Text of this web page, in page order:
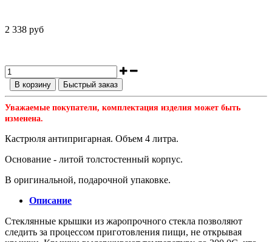
2 338 руб
В корзину Быстрый заказ
Уважаемые покупатели, комплектация изделия может быть
изменена.
Кастрюля антипригарная. Объем 4 литра.
Основание - литой толстостенный корпус.
В оригинальной, подарочной упаковке.
Описание
Стеклянные крышки из жаропрочного стекла позволяют
следить за процессом приготовления пищи, не открывая